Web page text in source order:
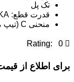
تک پل
قدرت قطع: 6KA
منحنی C (تیپ موتوری)
Rating: 0
برای اطلاع از